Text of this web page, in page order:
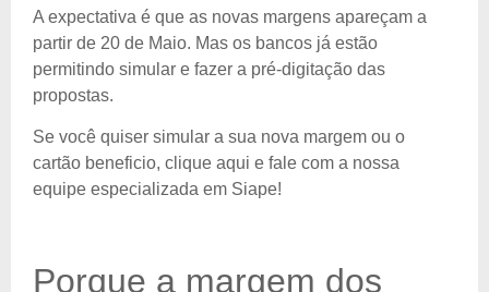
A expectativa é que as novas margens apareçam a
partir de 20 de Maio. Mas os bancos já estão
permitindo simular e fazer a pré-digitação das
propostas.
Se você quiser simular a sua nova margem ou o
cartão beneficio, clique aqui e fale com a nossa
equipe especializada em Siape!
Porque a margem dos